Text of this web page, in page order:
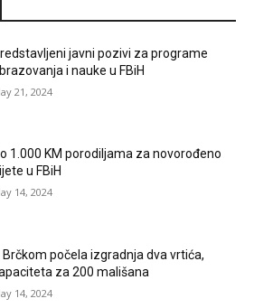
javni pozivi za programe
i nauke u FBiH
21, 2024
1.000 KM porodiljama za novorođeno
u FBiH
14, 2024
Brčkom počela izgradnja dva vrtića,
za 200 mališana
14, 2024